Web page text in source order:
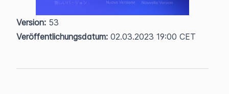
Version: 53
Veröffentlichungsdatum: 02.03.2023 19:00 CET